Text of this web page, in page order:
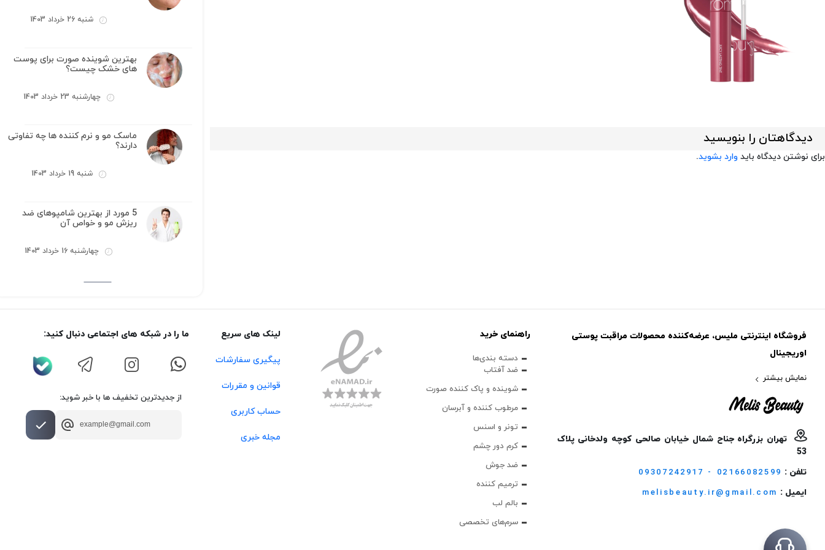
دیدگاهتان را بنویسید
برای نوشتن دیدگاه باید وارد بشوید.
شنبه 26 خرداد 1403
بهترین شوینده صورت برای پوست
های خشک چیست؟
چهارشنبه 23 خرداد 1403
ماسک مو و نرم کننده ها چه تفاوتی
دارند؟
شنبه 19 خرداد 1403
5 مورد از بهترین شامپوهای ضد
ریزش مو و خواص آن
چهارشنبه 16 خرداد 1403
فروشگاه اینترنتی ملیس، عرضه‌کننده محصولات مراقبت پوستی
اوریجینال
نمایش بیشتر
تهران بزرگراه جناح شمال خیابان صالحی کوچه ولدخانی پلاک
53
تلفن : 09307242917 - 02166082599
ایمیل : melisbeauty.ir@gmail.com
راهنمای خرید
دسته بندی‌ها
ضد آفتاب
شوینده و پاک‌ کننده صورت
مرطوب کننده و آبرسان
تونر و اسنس
کرم دور چشم
ضد جوش
ترمیم کننده
بالم لب
سرم‌های تخصصی
لینک های سریع
پیگیری سفارشات
قوانین و مقررات
حساب کاربری
مجله خبری
ما را در شبکه های اجتماعی دنبال کنید:
از جدیدترین تخفیف ها با خبر شوید: